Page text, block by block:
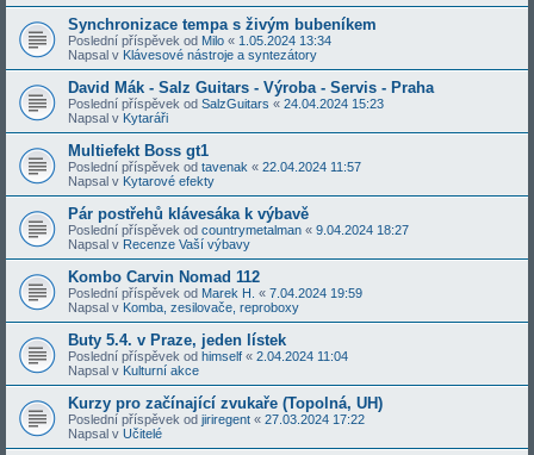
Synchronizace tempa s živým bubeníkem
Poslední příspěvek od Milo « 1.05.2024 13:34
Napsal v Klávesové nástroje a syntezátory
David Mák - Salz Guitars - Výroba - Servis - Praha
Poslední příspěvek od SalzGuitars « 24.04.2024 15:23
Napsal v Kytaráři
Multiefekt Boss gt1
Poslední příspěvek od tavenak « 22.04.2024 11:57
Napsal v Kytarové efekty
Pár postřehů klávesáka k výbavě
Poslední příspěvek od countrymetalman « 9.04.2024 18:27
Napsal v Recenze Vaší výbavy
Kombo Carvin Nomad 112
Poslední příspěvek od Marek H. « 7.04.2024 19:59
Napsal v Komba, zesilovače, reproboxy
Buty 5.4. v Praze, jeden lístek
Poslední příspěvek od himself « 2.04.2024 11:04
Napsal v Kulturní akce
Kurzy pro začínající zvukaře (Topolná, UH)
Poslední příspěvek od jiriregent « 27.03.2024 17:22
Napsal v Učitelé